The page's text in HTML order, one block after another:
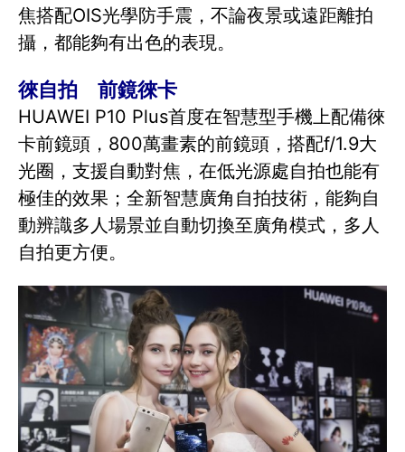
焦搭配OIS光學防手震，不論夜景或遠距離拍
攝，都能夠有出色的表現。
徠自拍 前鏡徠卡
HUAWEI P10 Plus首度在智慧型手機上配備徠
卡前鏡頭，800萬畫素的前鏡頭，搭配f/1.9大
光圈，支援自動對焦，在低光源處自拍也能有
極佳的效果；全新智慧廣角自拍技術，能夠自
動辨識多人場景並自動切換至廣角模式，多人
自拍更方便。